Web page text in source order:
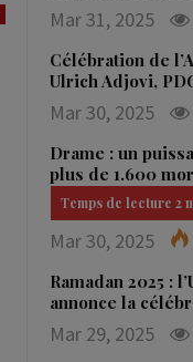
Mar 31, 2025
Célébration de
Ulrich Adjovi,
Mar 30, 2025
Drame : un
plus de 1.600
Mar 30, 2025
Ramadan 2025 :
annonce la
Mar 29, 2025